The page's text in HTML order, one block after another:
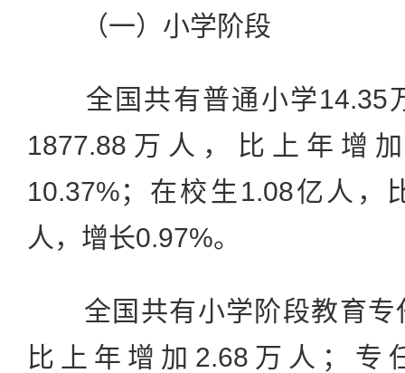
（一）小学阶段
全国共有普通小学14.35
1877.88万人，比上年增
10.37%；在校生1.08亿人，
人，增长0.97%。
全国共有小学阶段教育专
比上年增加2.68万人；专